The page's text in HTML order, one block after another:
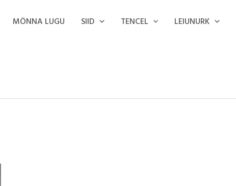
MÖNNA LUGU SIID TENCEL LEIUNURK